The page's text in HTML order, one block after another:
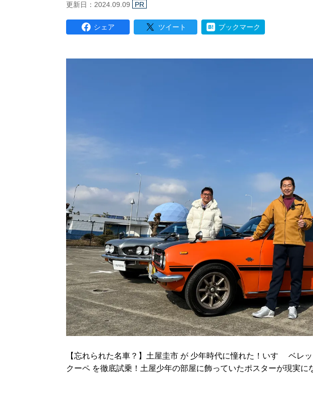
更新日：2024.09.09 PR
シェア ツイート ブックマーク
【忘れられた名車？】土屋圭市 が 少年時代に憧れた！いすゞ ベレ
クーペ を徹底試乗！土屋少年の部屋に飾っていたポスターが現実に